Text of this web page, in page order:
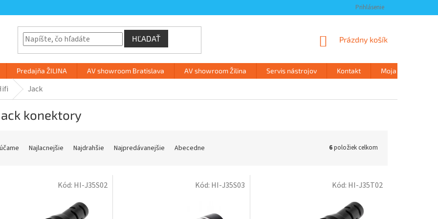
Prihlásenie
HĽADAŤ
NÁKUPNÝ
Prázdny košík
Predajňa ŽILINA AV showroom Bratislava AV showroom Žilina Servis nástrojov Kontakt Moja objednávka
Jack
konektory
Najlacnejšie Najdrahšie Najpredávanejšie Abecedne 6položiek celkom
Kód: HI-J35S02 Kód: HI-J35S03 Kód: HI-J35T02